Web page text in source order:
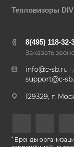
Тепловизоры
8(495) 118-32-
Заказать
info@c-sb.ru
support@c-
129329, г.
* Бренды